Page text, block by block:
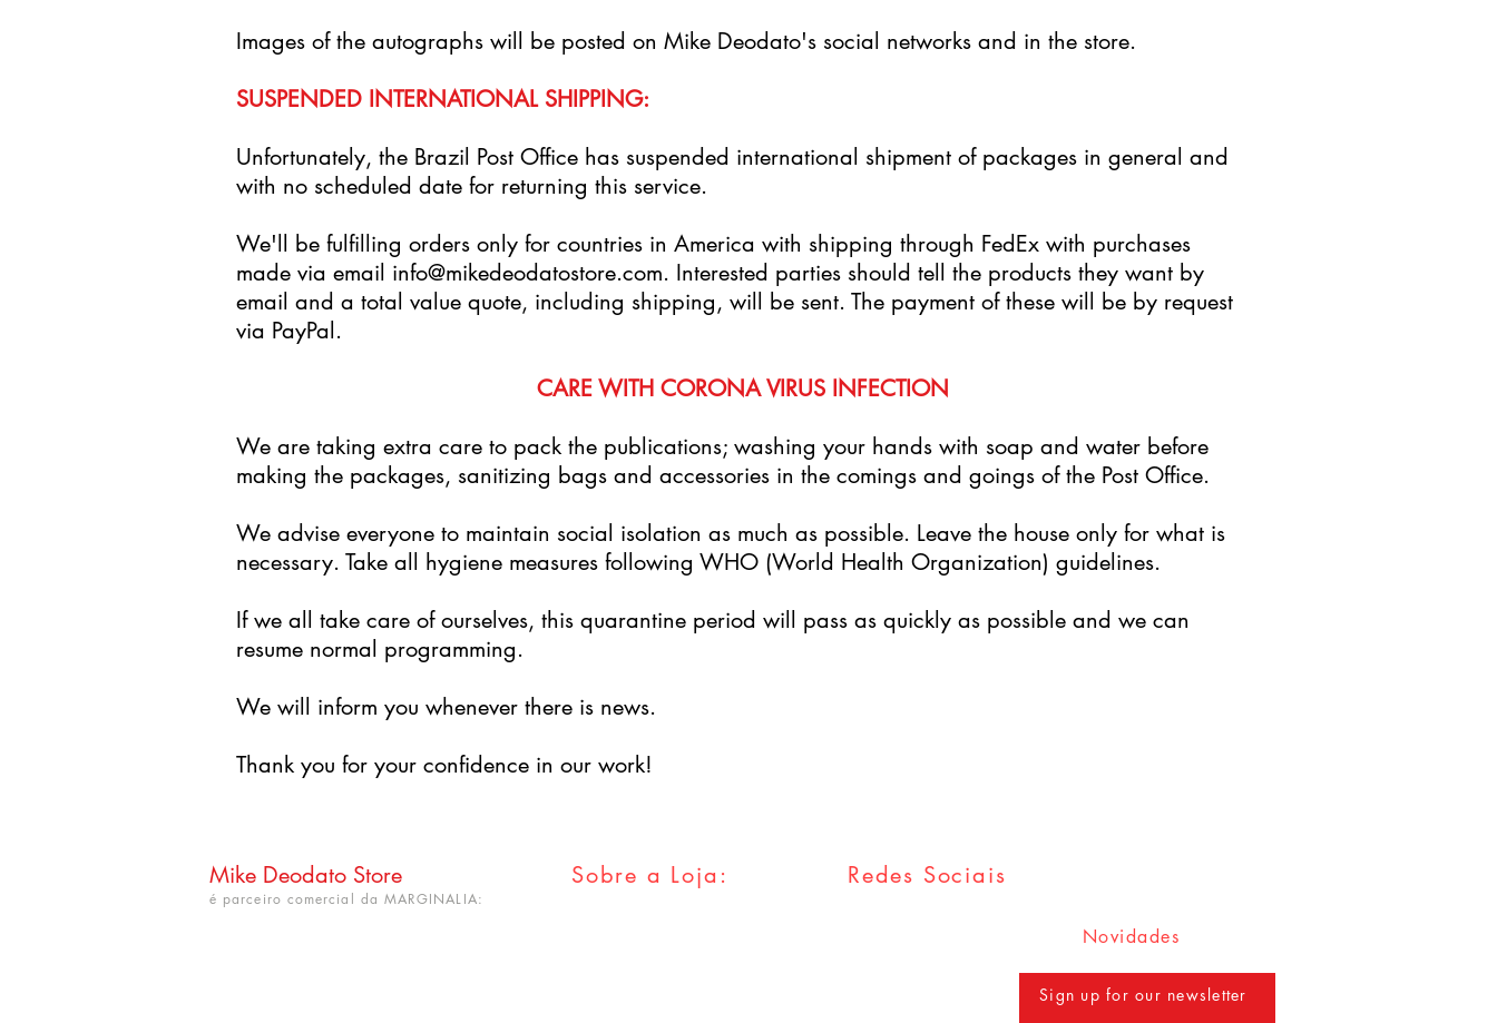
Images of the autographs will be posted on Mike Deodato's social networks and in the store.
SUSPENDED INTERNATIONAL SHIPPING:
Unfortunately, the Brazil Post Office has suspended international shipment of packages in general and
with no scheduled date for returning this service.
We'll be fulfilling orders only for countries in America with shipping through FedEx with purchases
made via email info@mikedeodatostore.com. Interested parties should tell the products they want by
email and a total value quote, including shipping, will be sent. The payment of these will be by request
via PayPal.
CARE WITH CORONA VIRUS INFECTION
We are taking extra care to pack the publications; washing your hands with soap and water before
making the packages, sanitizing bags and accessories in the comings and goings of the Post Office.
We advise everyone to maintain social isolation as much as possible. Leave the house only for what is
necessary. Take all hygiene measures following WHO (World Health Organization) guidelines.
If we all take care of ourselves, this quarantine period will pass as quickly as possible and we can
resume normal programming.
We will inform you whenever there is news.
Thank you for your confidence in our work!
Mike Deodato Store
é parceiro comercial da MARGINALIA:
Sobre a Loja: Redes Sociais
Novidades
Sign up for our newsletter